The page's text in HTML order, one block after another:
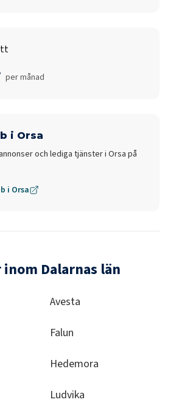
per månad
i Orsa
och lediga tjänster i Orsa på
i Orsa
Dalarnas län
Avesta
Falun
Hedemora
Ludvika